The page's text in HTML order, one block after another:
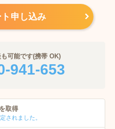
申し込み
可能です(携帯 OK)
941-653
取得
されました。